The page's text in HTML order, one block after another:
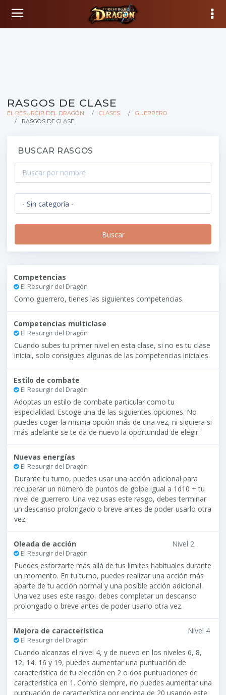
RASGOS DE CLASE
EL RESURGIR DEL DRAGÓN CLASES
GUERRERO
RASGOS DE CLASE
BUSCAR RASGOS
Competencias
El Resurgir del Dragón
Como guerrero, tienes las siguientes competencias.
Competencias multiclase
El Resurgir del Dragón
Cuando subes tu primer nivel en esta clase, si no es tu clase
inicial, solo consigues algunas de las competencias iniciales.
Estilo de combate
El Resurgir del Dragón
Adoptas un estilo de combate particular como tu
especialidad. Escoge una de las siguientes opciones. No
puedes coger la misma opción más de una vez, ni siquiera si
más adelante se te da de nuevo la oportunidad de elegir.
Nuevas energías
El Resurgir del Dragón
Durante tu turno, puedes usar una acción adicional para
recuperar un número de puntos de golpe igual a 1d10 + tu
nivel de guerrero. Una vez usas este rasgo, debes terminar
un descanso prolongado o breve antes de poder usarlo otra
vez.
Oleada de acción
El Resurgir del Dragón
Nivel 2
Puedes esforzarte más allá de tus límites habituales durante
un momento. En tu turno, puedes realizar una acción más
aparte de tu acción normal y una posible acción adicional.
Una vez uses este rasgo, debes completar un descanso
prolongado o breve antes de poder usarlo otra vez.
Mejora de característica
El Resurgir del Dragón
Nivel 4
Cuando alcanzas el nivel 4, y de nuevo en los niveles 6, 8,
12, 14, 16 y 19, puedes aumentar una puntuación de
característica de tu elección en 2 o dos puntuaciones de
característica en 1. Como siempre, no puedes aumentar una
puntuación de característica por encima de 20 usando este